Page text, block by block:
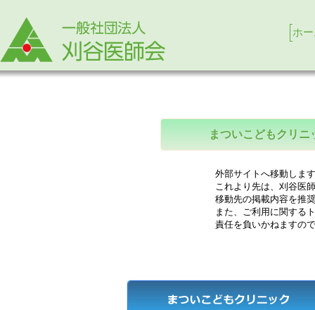
ホ
まついこどもクリ
外部サイトへ移動しま
これより先は、刈谷医
移動先の掲載内容を推
また、ご利用に関する
責任を負いかねますの